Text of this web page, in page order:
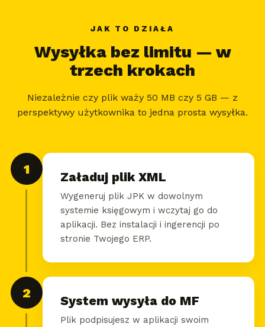
JAK TO DZIAŁA
Wysyłka bez limitu — w
trzech krokach
Niezależnie czy plik waży 50 MB czy 5 GB — z
perspektywy użytkownika to jedna prosta wysyłka.
1
Załaduj plik XML
Wygeneruj plik JPK w dowolnym
systemie księgowym i wczytaj go do
aplikacji. Bez instalacji i ingerencji po
stronie Twojego ERP.
2
System wysyła do MF
Plik podpisujesz w aplikacji swoim